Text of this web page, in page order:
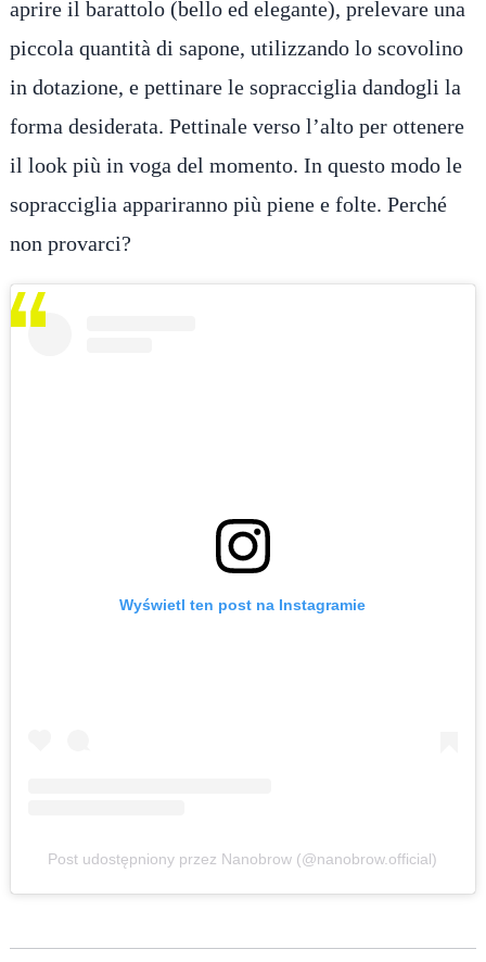
aprire il barattolo (bello ed elegante), prelevare una
piccola quantità di sapone, utilizzando lo scovolino
in dotazione, e pettinare le sopracciglia dandogli la
forma desiderata. Pettinale verso l’alto per ottenere
il look più in voga del momento. In questo modo le
sopracciglia appariranno più piene e folte. Perché
non provarci?
Wyświetl ten post na Instagramie
Post udostępniony przez Nanobrow (@nanobrow.official)